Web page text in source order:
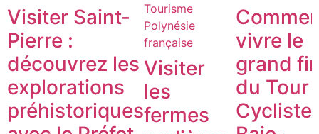
Visiter Saint-
Pierre :
découvrez les
explorations
préhistoriques
Tourisme
Polynésie
française
Visiter
les
fermes
vivre le
grand
du Tour
Cycliste